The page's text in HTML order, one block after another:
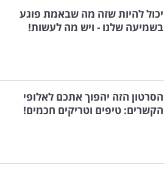
יכול להיות שזה מה שבאמת פוגע
בשמיעה שלנו - ויש מה לעשות!
הסרטון הזה יהפוך אתכם לאלופי
הקשרים: טיפים וטריקים חכמים!